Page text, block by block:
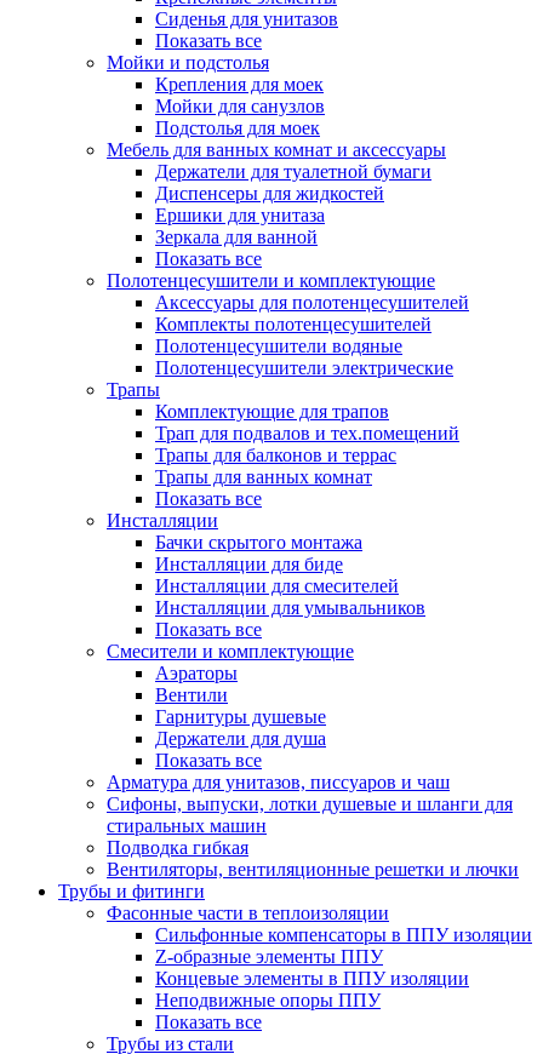
Сиденья для унитазов
Показать все
Мойки и подстолья
Крепления для моек
Мойки для санузлов
Подстолья для моек
Мебель для ванных комнат и аксессуары
Держатели для туалетной бумаги
Диспенсеры для жидкостей
Ершики для унитаза
Зеркала для ванной
Показать все
Полотенцесушители и комплектующие
Аксессуары для полотенцесушителей
Комплекты полотенцесушителей
Полотенцесушители водяные
Полотенцесушители электрические
Трапы
Комплектующие для трапов
Трап для подвалов и тех.помещений
Трапы для балконов и террас
Трапы для ванных комнат
Показать все
Инсталляции
Бачки скрытого монтажа
Инсталляции для биде
Инсталляции для смесителей
Инсталляции для умывальников
Показать все
Смесители и комплектующие
Аэраторы
Вентили
Гарнитуры душевые
Держатели для душа
Показать все
Арматура для унитазов, писсуаров и чаш
Сифоны, выпуски, лотки душевые и шланги для
стиральных машин
Подводка гибкая
Вентиляторы, вентиляционные решетки и лючки
Трубы и фитинги
Фасонные части в теплоизоляции
Cильфонные компенсаторы в ППУ изоляции
Z-образные элементы ППУ
Концевые элементы в ППУ изоляции
Неподвижные опоры ППУ
Показать все
Трубы из стали